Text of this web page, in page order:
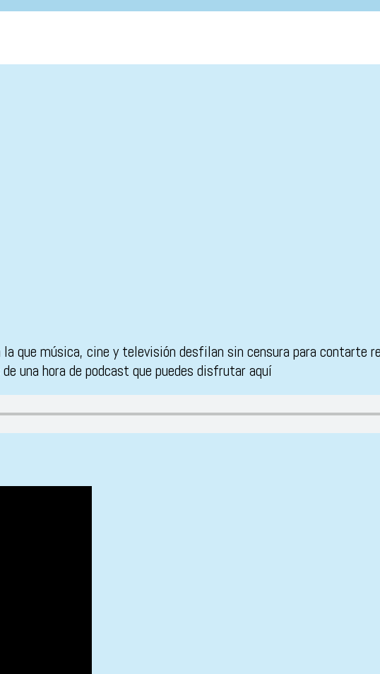
que música, cine y televisión desfilan sin censura para contarte
una hora de podcast que puedes disfrutar aquí